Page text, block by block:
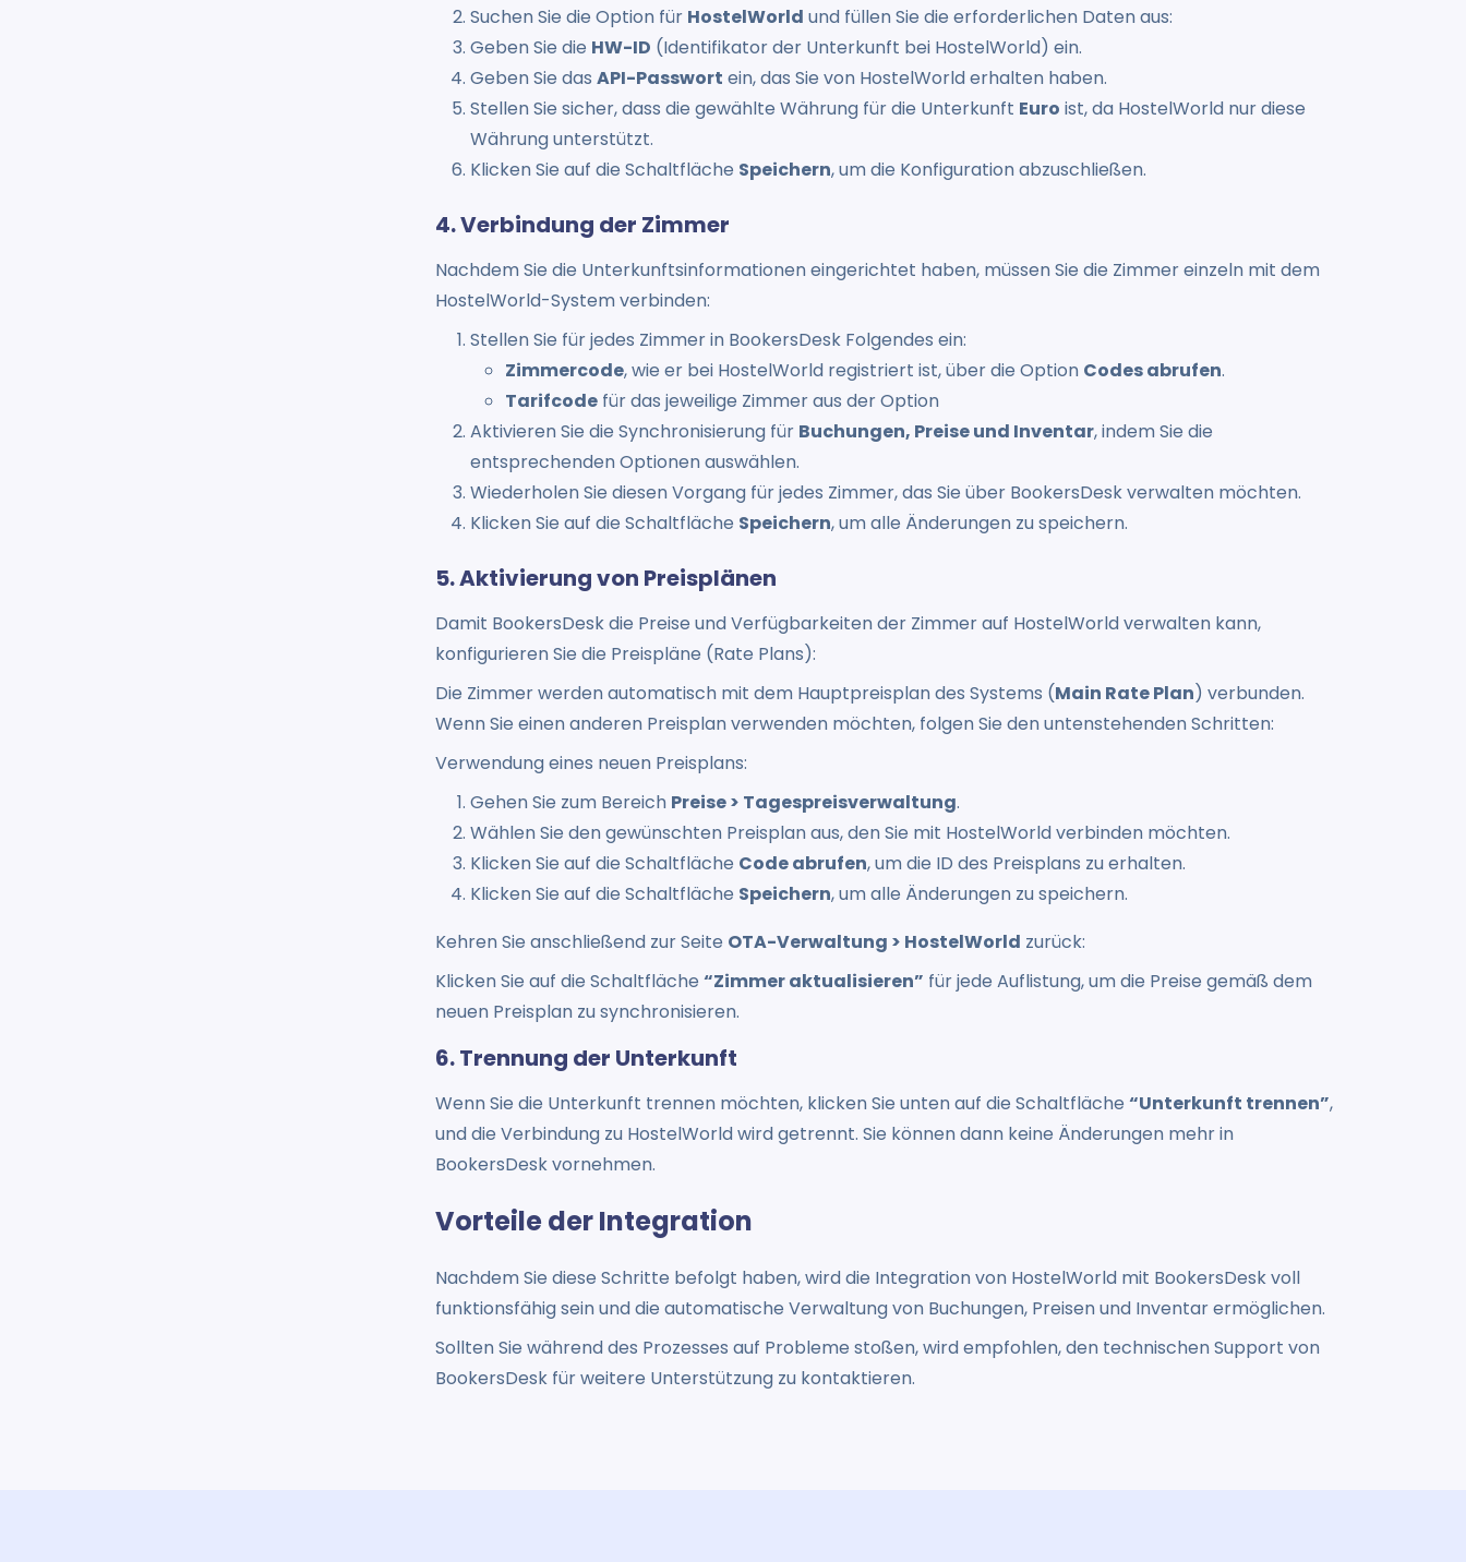
Suchen Sie die Option für HostelWorld und füllen Sie die erforderlichen Daten aus:
Geben Sie die HW-ID (Identifikator der Unterkunft bei HostelWorld) ein.
Geben Sie das API-Passwort ein, das Sie von HostelWorld erhalten haben.
Stellen Sie sicher, dass die gewählte Währung für die Unterkunft Euro ist, da HostelWorld nur diese
Währung unterstützt.
Klicken Sie auf die Schaltfläche Speichern, um die Konfiguration abzuschließen.
4. Verbindung der Zimmer
Nachdem Sie die Unterkunftsinformationen eingerichtet haben, müssen Sie die Zimmer einzeln mit dem
HostelWorld-System verbinden:
Stellen Sie für jedes Zimmer in BookersDesk Folgendes ein:
Zimmercode, wie er bei HostelWorld registriert ist, über die Option Codes abrufen.
Tarifcode für das jeweilige Zimmer aus der Option
Aktivieren Sie die Synchronisierung für Buchungen, Preise und Inventar, indem Sie die
entsprechenden Optionen auswählen.
Wiederholen Sie diesen Vorgang für jedes Zimmer, das Sie über BookersDesk verwalten möchten.
Klicken Sie auf die Schaltfläche Speichern, um alle Änderungen zu speichern.
5. Aktivierung von Preisplänen
Damit BookersDesk die Preise und Verfügbarkeiten der Zimmer auf HostelWorld verwalten kann,
konfigurieren Sie die Preispläne (Rate Plans):
Die Zimmer werden automatisch mit dem Hauptpreisplan des Systems (Main Rate Plan) verbunden.
Wenn Sie einen anderen Preisplan verwenden möchten, folgen Sie den untenstehenden Schritten:
Verwendung eines neuen Preisplans:
Gehen Sie zum Bereich Preise > Tagespreisverwaltung.
Wählen Sie den gewünschten Preisplan aus, den Sie mit HostelWorld verbinden möchten.
Klicken Sie auf die Schaltfläche Code abrufen, um die ID des Preisplans zu erhalten.
Klicken Sie auf die Schaltfläche Speichern, um alle Änderungen zu speichern.
Kehren Sie anschließend zur Seite OTA-Verwaltung > HostelWorld zurück:
Klicken Sie auf die Schaltfläche “Zimmer aktualisieren” für jede Auflistung, um die Preise gemäß dem
neuen Preisplan zu synchronisieren.
6. Trennung der Unterkunft
Wenn Sie die Unterkunft trennen möchten, klicken Sie unten auf die Schaltfläche “Unterkunft trennen”,
und die Verbindung zu HostelWorld wird getrennt. Sie können dann keine Änderungen mehr in
BookersDesk vornehmen.
Vorteile der Integration
Nachdem Sie diese Schritte befolgt haben, wird die Integration von HostelWorld mit BookersDesk voll
funktionsfähig sein und die automatische Verwaltung von Buchungen, Preisen und Inventar ermöglichen.
Sollten Sie während des Prozesses auf Probleme stoßen, wird empfohlen, den technischen Support von
BookersDesk für weitere Unterstützung zu kontaktieren.